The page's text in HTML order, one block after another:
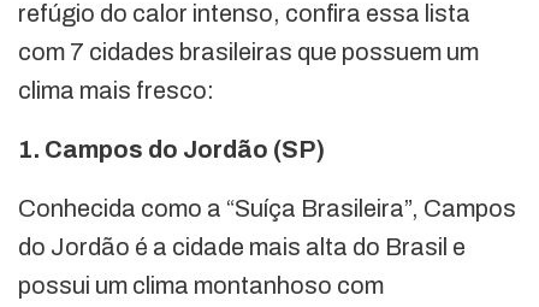
refúgio do calor intenso, confira essa lista
com 7 cidades brasileiras que possuem um
clima mais fresco:
1. Campos do Jordão (SP)
Conhecida como a “Suíça Brasileira”, Campos
do Jordão é a cidade mais alta do Brasil e
possui um clima montanhoso com